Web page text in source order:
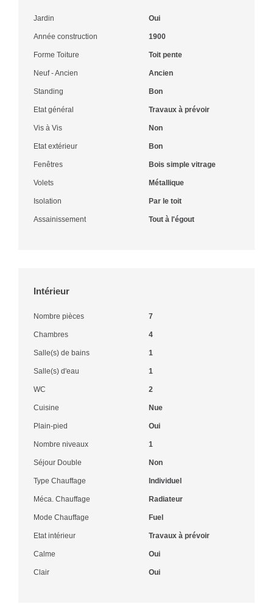
Jardin Oui
Année construction 1900
Forme Toiture Toit pente
Neuf - Ancien Ancien
Standing Bon
Etat général Travaux à prévoir
Vis à Vis Non
Etat extérieur Bon
Fenêtres Bois simple vitrage
Volets Métallique
Isolation Par le toit
Assainissement Tout à l'égout
Intérieur
Nombre pièces 7
Chambres 4
Salle(s) de bains 1
Salle(s) d'eau 1
WC 2
Cuisine Nue
Plain-pied Oui
Nombre niveaux 1
Séjour Double Non
Type Chauffage Individuel
Méca. Chauffage Radiateur
Mode Chauffage Fuel
Etat intérieur Travaux à prévoir
Calme Oui
Clair Oui